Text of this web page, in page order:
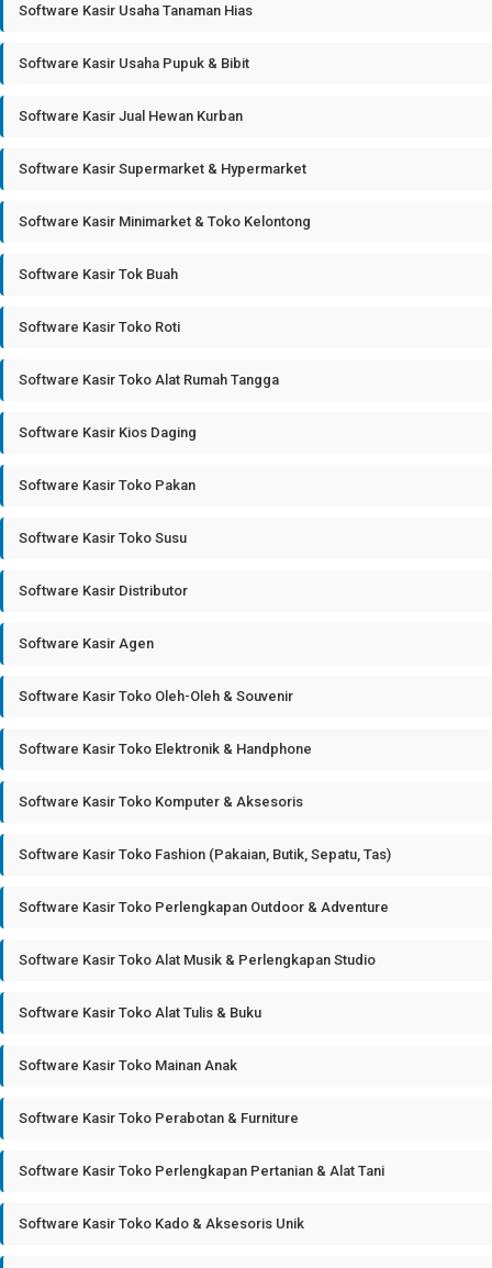
Software Kasir Usaha Tanaman Hias
Software Kasir Usaha Pupuk & Bibit
Software Kasir Jual Hewan Kurban
Software Kasir Supermarket & Hypermarket
Software Kasir Minimarket & Toko Kelontong
Software Kasir Tok Buah
Software Kasir Toko Roti
Software Kasir Toko Alat Rumah Tangga
Software Kasir Kios Daging
Software Kasir Toko Pakan
Software Kasir Toko Susu
Software Kasir Distributor
Software Kasir Agen
Software Kasir Toko Oleh-Oleh & Souvenir
Software Kasir Toko Elektronik & Handphone
Software Kasir Toko Komputer & Aksesoris
Software Kasir Toko Fashion (Pakaian, Butik, Sepatu, Tas)
Software Kasir Toko Perlengkapan Outdoor & Adventure
Software Kasir Toko Alat Musik & Perlengkapan Studio
Software Kasir Toko Alat Tulis & Buku
Software Kasir Toko Mainan Anak
Software Kasir Toko Perabotan & Furniture
Software Kasir Toko Perlengkapan Pertanian & Alat Tani
Software Kasir Toko Kado & Aksesoris Unik